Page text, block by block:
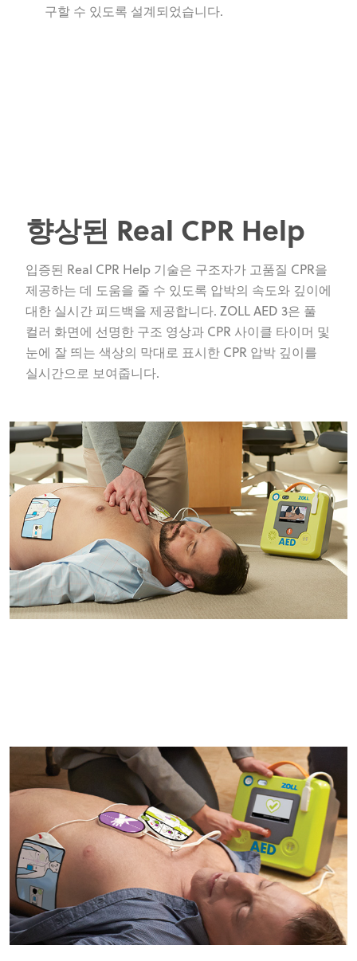
구할 수 있도록 설계되었습니다.
향상된 Real CPR Help
입증된 Real CPR Help 기술은 구조자가 고품질 CPR을
제공하는 데 도움을 줄 수 있도록 압박의 속도와 깊이에
대한 실시간 피드백을 제공합니다. ZOLL AED 3은 풀
컬러 화면에 선명한 구조 영상과 CPR 사이클 타이머 및
눈에 잘 띄는 색상의 막대로 표시한 CPR 압박 깊이를
실시간으로 보여줍니다.